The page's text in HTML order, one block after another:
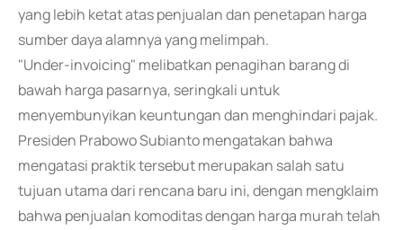
yang lebih ketat atas penjualan dan penetapan harga
sumber daya alamnya yang melimpah.
"Under-invoicing" melibatkan penagihan barang di
bawah harga pasarnya, seringkali untuk
menyembunyikan keuntungan dan menghindari pajak.
Presiden Prabowo Subianto mengatakan bahwa
mengatasi praktik tersebut merupakan salah satu
tujuan utama dari rencana baru ini, dengan mengklaim
bahwa penjualan komoditas dengan harga murah telah